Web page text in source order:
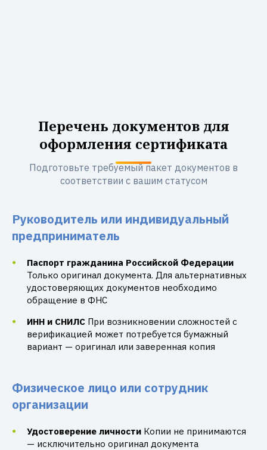
Перечень документов для
оформления сертификата
Подготовьте требуемый пакет документов в
соответствии с вашим статусом
Руководитель или индивидуальный
предприниматель
Паспорт гражданина Российской Федерации
Только оригинал документа. Для альтернативных
удостоверяющих документов необходимо
обращение в ФНС
ИНН и СНИЛС При возникновении сложностей с
верификацией может потребуется бумажный
вариант — оригинал или заверенная копия
Физическое лицо или сотрудник
организации
Удостоверение личности Копии не принимаются
— исключительно оригинал документа